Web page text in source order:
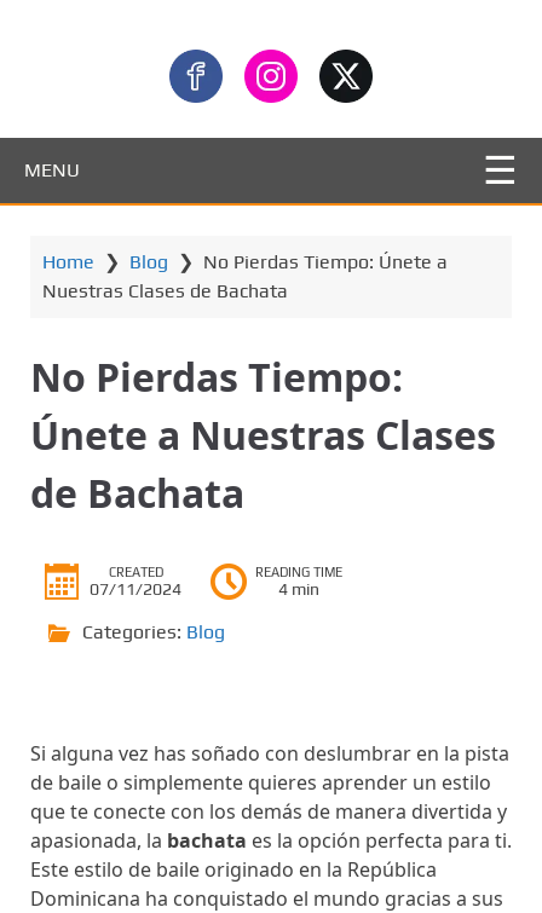
MENU
Home ❯ Blog ❯ No Pierdas Tiempo: Únete a
Nuestras Clases de Bachata
No Pierdas Tiempo:
Únete a Nuestras Clases
de Bachata
CREATED
07/11/2024
READING TIME
4 min
Categories: Blog
Si alguna vez has soñado con deslumbrar en la pista
de baile o simplemente quieres aprender un estilo
que te conecte con los demás de manera divertida y
apasionada, la bachata es la opción perfecta para ti.
Este estilo de baile originado en la República
Dominicana ha conquistado el mundo gracias a sus